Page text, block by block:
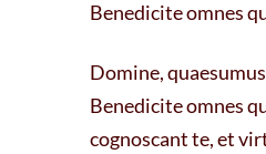
Benedicite omnes
Domine,
Benedicite omnes
cognoscant te, et